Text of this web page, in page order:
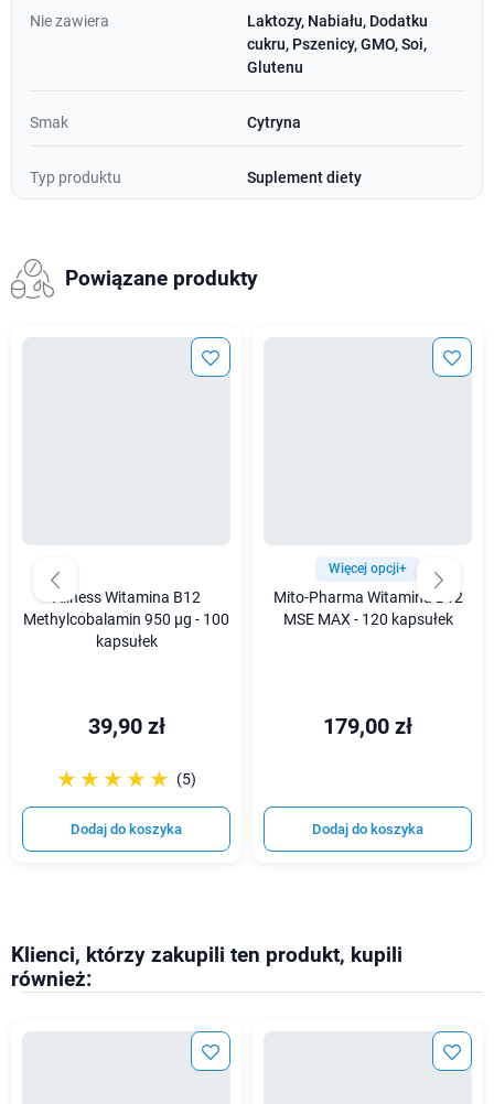
Nie zawiera
Laktozy, Nabiału, Dodatku
cukru, Pszenicy, GMO, Soi,
Glutenu
Smak Cytryna
Typ produktu Suplement diety
Powiązane produkty
Aliness Witamina B12
Methylcobalamin 950 µg - 100
kapsułek
39,90 zł
☆☆☆☆☆
★★★★★ (5)
Dodaj do koszyka
Więcej opcji+
Mito-Pharma Witamina B12
MSE MAX - 120 kapsułek
179,00 zł
Dodaj do koszyka
Klienci, którzy zakupili ten produkt, kupili
również: